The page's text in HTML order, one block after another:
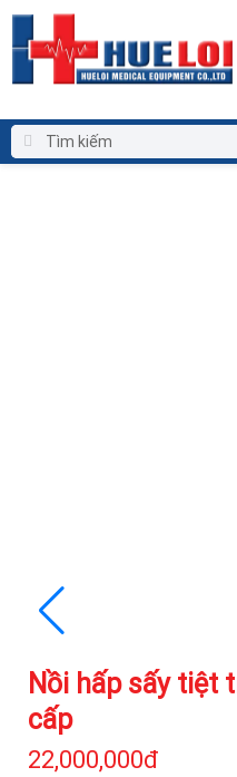
Nồi hấp sấy tiệt
cấp
22,000,000đ